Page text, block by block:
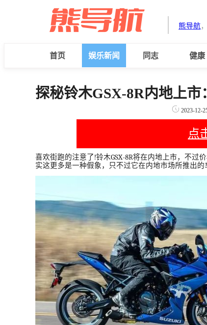
熊导航
首页 娱乐新闻 同志 健康
探秘铃木GSX-8R内地上
2023-12-
点
喜欢街跑的注意了!铃木GSX-8R将在内地上市，不过
实这更多是一种假象，只不过它在内地市场所推出的